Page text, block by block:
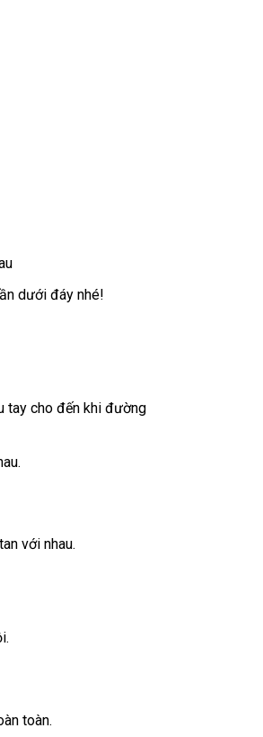
dưới đáy nhé!
tay cho đến khi đường
với nhau.
toàn.